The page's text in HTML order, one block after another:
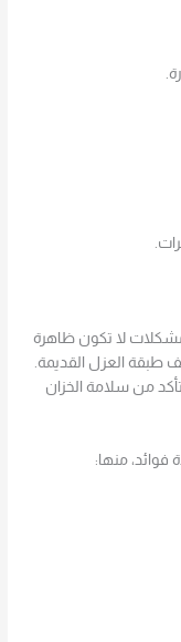
لا تكون ظاهرة
طبقة العزل القديمة.
من سلامة الخزان
منها: